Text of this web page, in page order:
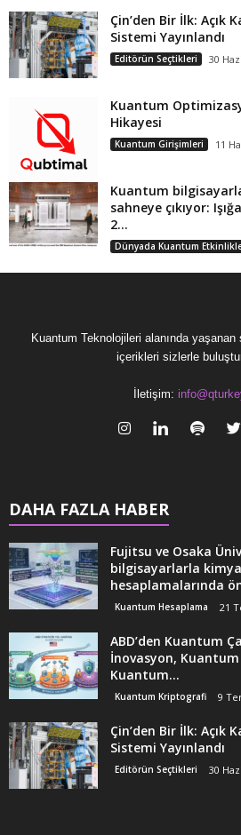
Çin’den Bir İlk: Açık
Sistemi Yayınlandı
Editörün Seçtikleri 30
Kuantum
Hikayesi
Kuantum Girişimleri 11
Kuantum
sahneye çıkıyor:
2...
Dünyada Kuantum
Kuantum Teknolojileri alanında
içerikleri sizlerle
İletişim:
DAHA FAZLA HABER
Fujitsu ve Osaka
bilgisayarlarla
hesaplamalarında
Kuantum Hesaplama 21
ABD’den Kuantum
İnovasyon,
Kuantum...
Kuantum Kriptografi 9
Çin’den Bir İlk: Açık
Sistemi Yayınlandı
Editörün Seçtikleri 30